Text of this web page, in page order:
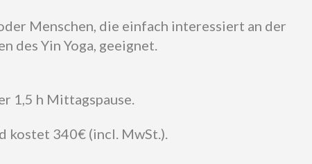
Menschen, die einfach interessiert an der
des Yin Yoga, geeignet.
1,5 h Mittagspause.
kostet 340€ (incl. MwSt.).